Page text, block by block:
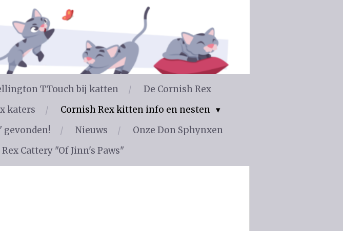
TTouch bij katten
De Cornish Rex
katers
Cornish Rex kitten info en nesten
gevonden! Nieuws
Onze Don Sphynxen
Cattery "Of Jinn's Paws"